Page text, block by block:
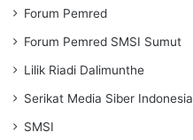
Forum Pemred
Forum Pemred SMSI Sumut
Lilik Riadi Dalimunthe
Serikat Media Siber Indonesia
SMSI